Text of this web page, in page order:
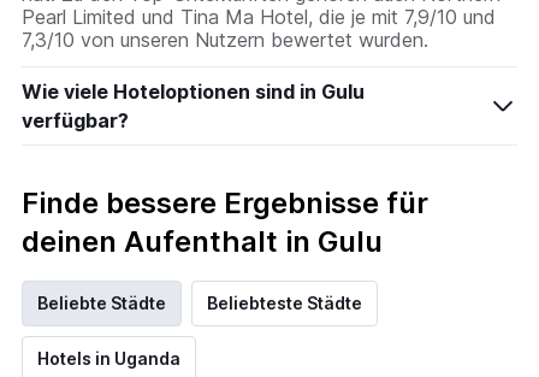
Pearl Limited und Tina Ma Hotel, die je mit 7,9/10 und
7,3/10 von unseren Nutzern bewertet wurden.
Wie viele Hoteloptionen sind in Gulu
verfügbar?
Finde bessere Ergebnisse für
deinen Aufenthalt in Gulu
Beliebte Städte Beliebteste Städte
Hotels in Uganda